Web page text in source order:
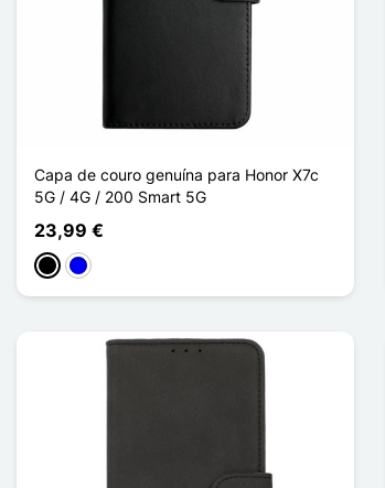
Capa de couro genuína para Honor X7c
5G / 4G / 200 Smart 5G
23,99 €
PretoAzul